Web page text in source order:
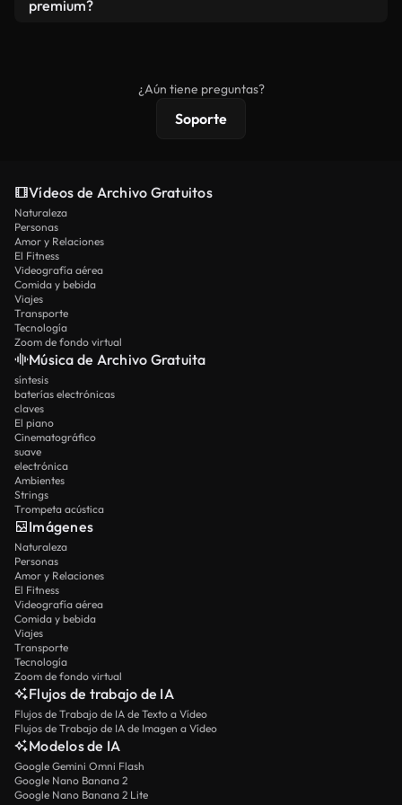
premium?
protecciones de licencia extendidas.
¿Aún tiene preguntas?
Soporte
Vídeos de Archivo Gratuitos
Naturaleza
Personas
Amor y Relaciones
El Fitness
Videografía aérea
Comida y bebida
Viajes
Transporte
Tecnología
Zoom de fondo virtual
Música de Archivo Gratuita
síntesis
baterías electrónicas
claves
El piano
Cinematográfico
suave
electrónica
Ambientes
Strings
Trompeta acústica
Imágenes
Naturaleza
Personas
Amor y Relaciones
El Fitness
Videografía aérea
Comida y bebida
Viajes
Transporte
Tecnología
Zoom de fondo virtual
Flujos de trabajo de IA
Flujos de Trabajo de IA de Texto a Vídeo
Flujos de Trabajo de IA de Imagen a Vídeo
Modelos de IA
Google Gemini Omni Flash
Google Nano Banana 2
Google Nano Banana 2 Lite